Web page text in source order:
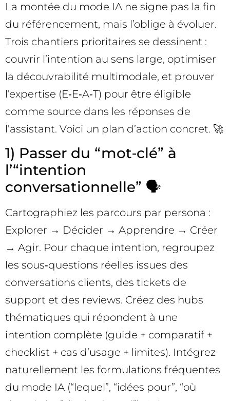
La montée du mode IA ne signe pas la fin
du référencement, mais l’oblige à évoluer.
Trois chantiers prioritaires se dessinent :
couvrir l’intention au sens large, optimiser
la découvrabilité multimodale, et prouver
l’expertise (E‑E‑A‑T) pour être éligible
comme source dans les réponses de
l’assistant. Voici un plan d’action concret. 🚀
1) Passer du “mot‑clé” à
l’“intention
conversationnelle” 🗣️
Cartographiez les parcours par persona :
Explorer → Décider → Apprendre → Créer
→ Agir. Pour chaque intention, regroupez
les sous‑questions réelles issues des
conversations clients, des tickets de
support et des reviews. Créez des hubs
thématiques qui répondent à une
intention complète (guide + comparatif +
checklist + cas d’usage + limites). Intégrez
naturellement les formulations fréquentes
du mode IA (“lequel”, “idées pour”, “où